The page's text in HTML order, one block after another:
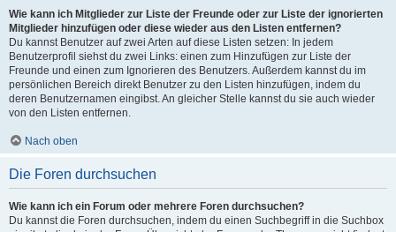
Wie kann ich Mitglieder zur Liste der Freunde oder zur Liste der ignorierten
Mitglieder hinzufügen oder diese wieder aus den Listen entfernen?
Du kannst Benutzer auf zwei Arten auf diese Listen setzen: In jedem
Benutzerprofil siehst du zwei Links: einen zum Hinzufügen zur Liste der
Freunde und einen zum Ignorieren des Benutzers. Außerdem kannst du im
persönlichen Bereich direkt Benutzer zu den Listen hinzufügen, indem du
deren Benutzernamen eingibst. An gleicher Stelle kannst du sie auch wieder
von den Listen entfernen.
Nach oben
Die Foren durchsuchen
Wie kann ich ein Forum oder mehrere Foren durchsuchen?
Du kannst die Foren durchsuchen, indem du einen Suchbegriff in die Suchbox